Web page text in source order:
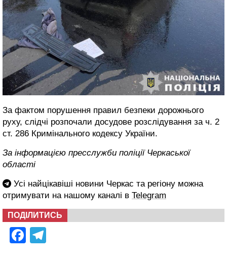
За фактом порушення правил безпеки дорожнього
руху, слідчі розпочали досудове розслідування за ч. 2
ст. 286 Кримінального кодексу України.
За інформацією пресслужби поліції Черкаської
області
Усі найцікавіші новини Черкас та регіону можна
отримувати на нашому каналі в Telegram
ПОДІЛИТИСЬ
Facebook